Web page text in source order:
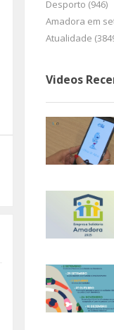
Desporto (946)
Amadora em
Atualidade
Videos